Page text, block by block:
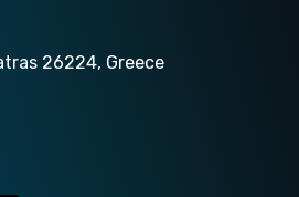
26224, Greece